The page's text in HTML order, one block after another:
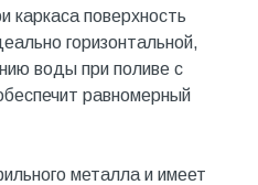
каркаса поверхность
горизонтальной,
воды при поливе с
равномерный
металла и имеет